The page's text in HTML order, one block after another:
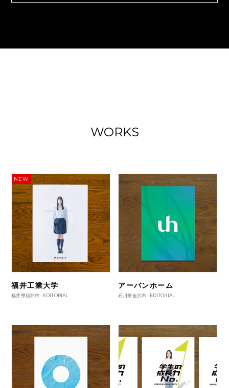
WORKS
NEW
福井工業大学
福井県福井市 - EDITORIAL
アーバンホーム
石川県金沢市 - EDITORIAL